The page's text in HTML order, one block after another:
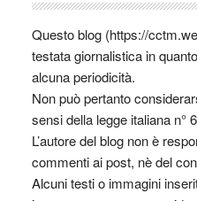
Questo blog (https://
testata giornalistica in
alcuna periodicità.
Non può pertanto
sensi della legge italiana n°
L’autore del blog non è
commenti ai post, nè del
Alcuni testi o immagini